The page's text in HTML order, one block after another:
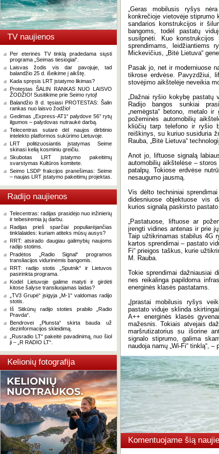
TV naujienos
Per eterinės TV tinklą pradedama siųsti
programa „Seimas tiesiogiai“.
Laisvas žodis vis dar pavojuje, tad
balandžio 25 d. išeikime į aikštę.
Kada spręsis LRT įstatymo likimas?
Protestas ŠALIN RANKAS NUO LAISVO
ŽODŽIO! Susitikime prie Seimo rytoj!
Balandžio 8 d. tęsiasi PROTESTAS: Šalin
rankas nuo laisvo žodžio!
Gedimas „Express-AT1“ palydove 56° rytų
ilgumos – palydovas nutraukė darbą.
Telecentras sutarė dėl naujos dirbtinio
intelekto platformos sukūrimo Lietuvoje.
LRT politizuosiantis įstatymas Seime
skinasi kelią kosminiu greičiu.
Skubotas LRT įstatymo pakeitimų
svarstymas Kultūros komitete.
Seimo LSDP frakcijos pranešimas: Seime
– naujas LRT įstatymo pakeitimų projektas.
Radijo naujienos
Telecentras: radijas prasidėjo nuo inžinierių
ir tebesiremia jų darbu.
Radijas prieš sparčiai populiarėjančias
tinklalaides: kuriam atiteks mūsų ausys?
RRT: atsirado daugiau galimybių naujoms
radijo stotims.
Pradėtos „Radio Signal“ programos
transliacijos vidurinėmis bangomis.
RRT: radijo stotis „Sputnik“ ir Lietuvos
pasirinkta programa.
Kodėl Lietuvoje galime matyti ir girdėti
kitose šalyse transliuojamas laidas?
„TV3 Grupė“ įsigyja „M-1“ valdomas radijo
stotis.
Iš Sitkūnų radijo stoties prabilo „Radio
Pravda“.
Bendrovei „Plunsta“ skirta bauda už
dezinformacijos skleidimą.
„Rusradio LT“ pakeitė pavadinimą, nuo šiol
ji – „R RADIO LT“.
Kelionių fotografija
„Geras mobilusis ryšys
konkrečioje vietovėje
sandarios konstrukcijos ir
bangoms, todėl pastatų
susilpnėti. Kuo konstrukcijos
sprendimams, leidžiantiems
Mickevičius, „Bitė Lietuva“
Pasak jo, net ir moderniuose
tikrose erdvėse. Pavyzdžiui,
stovėjimo aikštelėje neveikia
„Dažnai ryšio kokybę
Radijo bangos sunkiai
„nemėgsta“ betono, metalo
požeminės automobilių
kliūčių tarp telefono ir ryšio
reiškinys, su kuriuo susiduria
Rauba, „Bitė Lietuva“
Anot jo, liftuose signalą
automobilių aikštelėse –
patalpų. Tokiose erdvėse
nesaugumo jausmą.
Vis dėlto techniniai
didesniuose objektuose vis
kurios signalą paskirsto
„Pastatuose, liftuose ar
įrengti vidines antenas ir prie
Taip užtikrinamas stabilus 4G
kartos sprendimai – pastato
Fi“ prieigos taškus, kurie
M. Rauba.
Tokie sprendimai dažniausiai
nes reikalinga papildoma
energinės klasės pastatams.
„Įprastai mobilusis ryšys
pastato viduje sklinda
A++ energinės klasės
mažesnis. Tokiais atvejais
maršrutizatorius su išorine
signalo stiprumo, galima
naudoja namų „Wi-Fi“ tinklą“, –
Komentuojame šią